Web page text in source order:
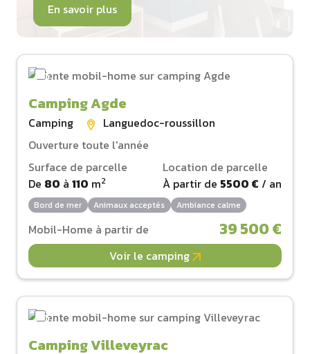
En savoir plus
Camping Agde
Camping
Languedoc-roussillon
Ouverture toute l'année
Surface de parcelle
De 80 à 110 m2
Location de parcelle
À partir de 5500 € / an
Bord de mer Animaux acceptés Ambiance calme
Mobil-Home à partir de 39 500 €
Voir le camping
Camping Villeveyrac